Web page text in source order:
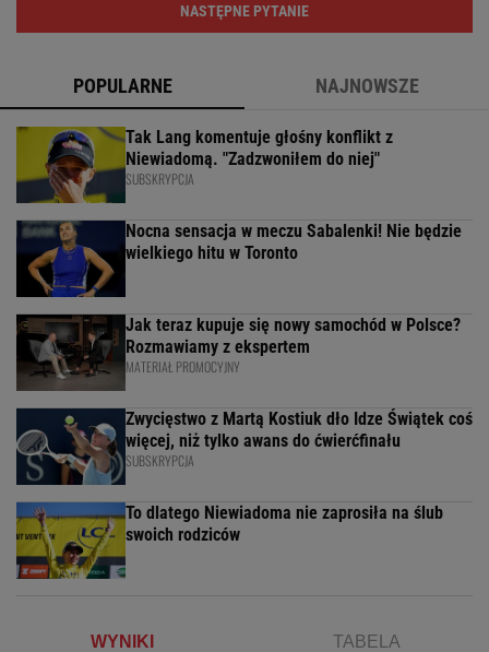
NASTĘPNE PYTANIE
POPULARNE NAJNOWSZE
Tak Lang komentuje głośny konflikt z
Niewiadomą. "Zadzwoniłem do niej"
SUBSKRYPCJA
Nocna sensacja w meczu Sabalenki! Nie będzie
wielkiego hitu w Toronto
Jak teraz kupuje się nowy samochód w Polsce?
Rozmawiamy z ekspertem
MATERIAŁ PROMOCYJNY
Zwycięstwo z Martą Kostiuk dło Idze Świątek coś
więcej, niż tylko awans do ćwierćfinału
SUBSKRYPCJA
To dlatego Niewiadoma nie zaprosiła na ślub
swoich rodziców
WYNIKI TABELA